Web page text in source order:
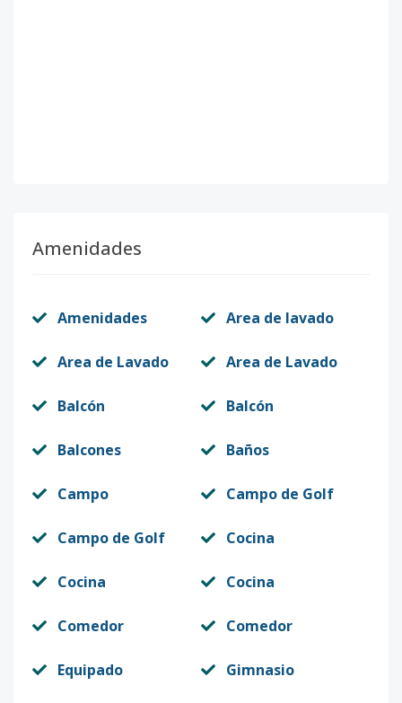
Amenidades
Amenidades Area de lavado
Area de Lavado Area de Lavado
Balcón Balcón
Balcones Baños
Campo Campo de Golf
Campo de Golf Cocina
Cocina Cocina
Comedor Comedor
Equipado Gimnasio